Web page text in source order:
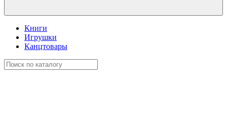
Книги
Игрушки
Канцтовары